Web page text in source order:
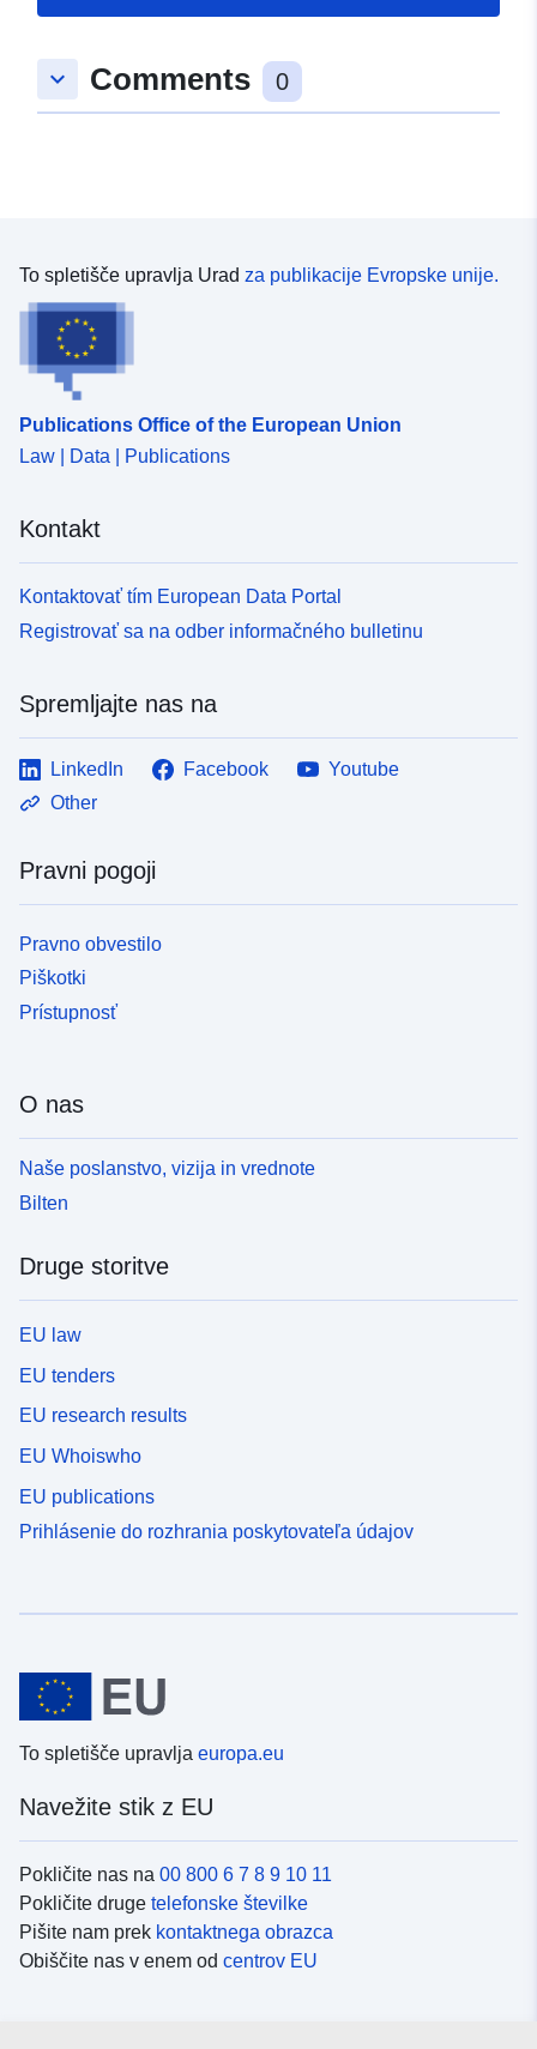
keyboard_arrow_down Comments 0
To spletišče upravlja Urad za publikacije Evropske unije.
Publications Office of the European Union
Law | Data | Publications
Kontakt
Kontaktovať tím European Data Portal
Registrovať sa na odber informačného bulletinu
Spremljajte nas na
LinkedIn Facebook
Youtube
Other
Pravni pogoji
Pravno obvestilo
Piškotki
Prístupnosť
O nas
Naše poslanstvo, vizija in vrednote
Bilten
Druge storitve
EU law
EU tenders
EU research results
EU Whoiswho
EU publications
Prihlásenie do rozhrania poskytovateľa údajov
To spletišče upravlja europa.eu
Navežite stik z EU
Pokličite nas na 00 800 6 7 8 9 10 11
Pokličite druge telefonske številke
Pišite nam prek kontaktnega obrazca
Obiščite nas v enem od centrov EU